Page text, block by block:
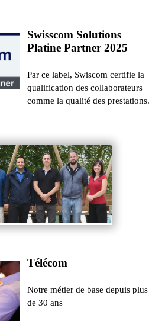
Swisscom Solutions
Platine Partner 2025
Par ce label, Swiscom certifie la
qualification des collaborateurs
comme la qualité des prestations.
Télécom
Notre métier de base depuis plus
de 30 ans